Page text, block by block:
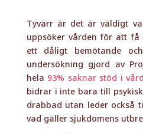
Tyvärr är det är väldigt
uppsöker vården för att
ett dåligt bemötande
undersökning gjord av
hela 93% saknar stöd i
bidrar i inte bara till
drabbad utan leder också
vad gäller sjukdomens